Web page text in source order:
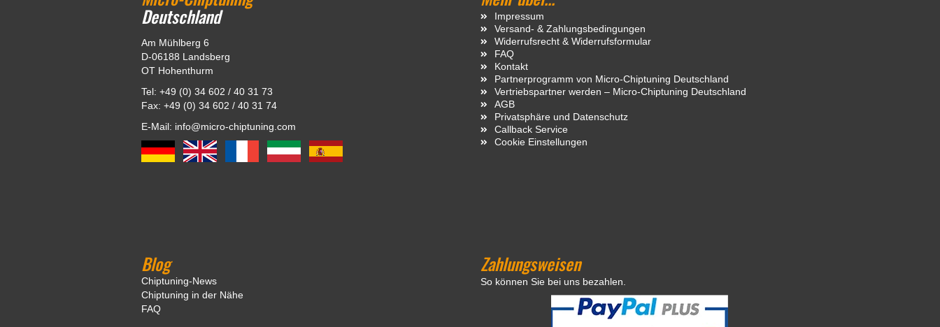
Deutschland
Am Mühlberg 6
D-06188 Landsberg
OT Hohenthurm
Tel: +49 (0) 34 602 / 40 31 73
Fax: +49 (0) 34 602 / 40 31 74
E-Mail: info@micro-chiptuning.com
Impressum
Versand- & Zahlungsbedingungen
Widerrufsrecht & Widerrufsformular
FAQ
Kontakt
Partnerprogramm von Micro-Chiptuning Deutschland
Vertriebspartner werden – Micro-Chiptuning Deutschland
AGB
Privatsphäre und Datenschutz
Callback Service
Cookie Einstellungen
Blog
Chiptuning-News
Chiptuning in der Nähe
FAQ
Zahlungsweisen
So können Sie bei uns bezahlen.